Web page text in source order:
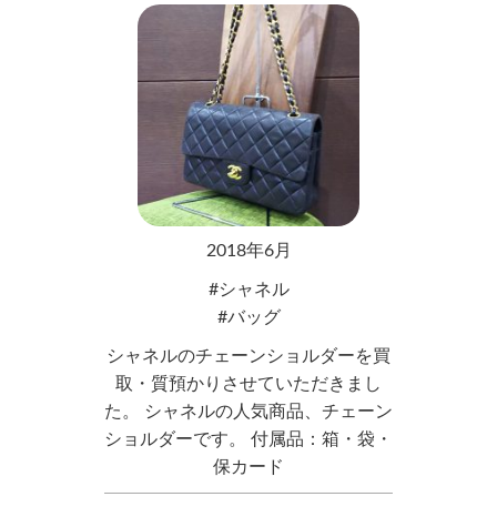
2018年6月
シャネル
バッグ
シャネルのチェーンショルダーを買
取・質預かりさせていただきまし
た。 シャネルの人気商品、チェーン
ショルダーです。 付属品：箱・袋・
保カード